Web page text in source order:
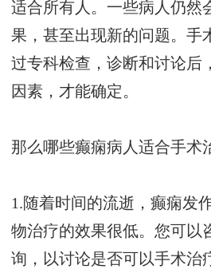
适合所有人。一些病人仍然
果，甚至出现新的问题。手
过专科检查，诊断和讨论后
因素，才能确定。
那么哪些癫痫病人适合手术
1.随着时间的流逝，癫痫发
物治疗的效果很低。您可以
询，以讨论是否可以手术治